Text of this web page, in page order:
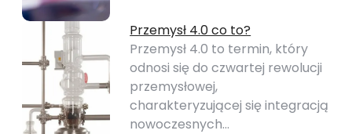
Przemysł 4.0 co to?
Przemysł 4.0 to termin, który
odnosi się do czwartej rewolucji
przemysłowej,
charakteryzującej się integracją
nowoczesnych…